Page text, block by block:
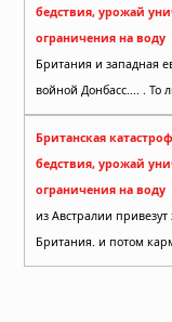
бедствия, урожай
ограничения на воду
Британия и западная
войной Донбасс.... . То
Британская
бедствия, урожай
ограничения на воду
из Австралии
Британия. и потом